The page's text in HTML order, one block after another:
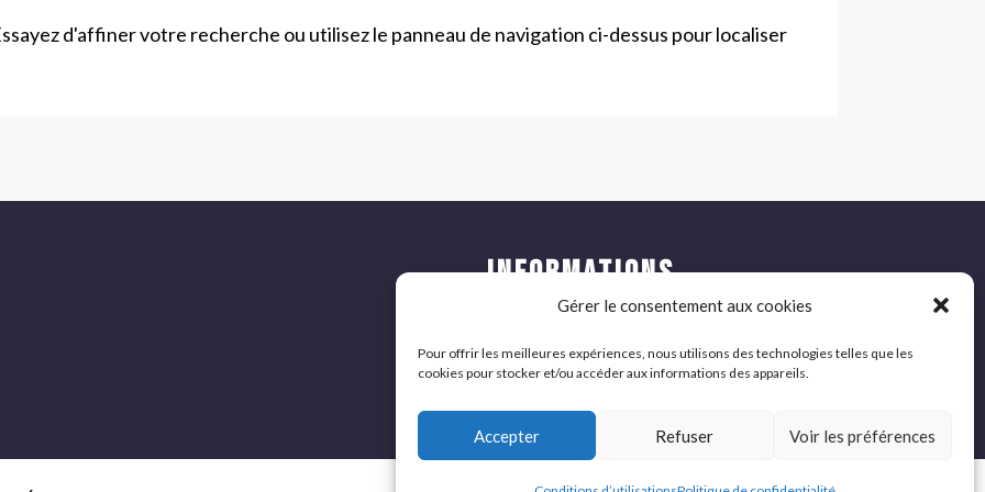
Gérer le consentement aux cookies
Pour offrir les meilleures expériences, nous utilisons des technologies telles que les
cookies pour stocker et/ou accéder aux informations des appareils.
Accepter Refuser Voir les préférences
d'affiner votre recherche ou utilisez le panneau de navigation ci-dessus pour localiser
INFORMATIONS
COMPLÉMENTAIRES
Politique de confidentialité